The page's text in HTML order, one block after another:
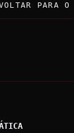
PARA O